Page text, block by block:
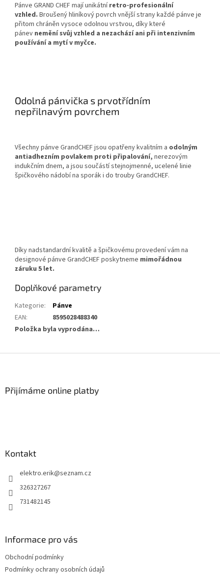
Pánve GRAND CHEF mají unikátníretro-profesionální
vzhled. Broušený hliníkový povrch vnější strany každé pánve je
přitom chráněn vysoce odolnou vrstvou, díky které
pánev nemění svůj vzhled a nezachází ani při intenzivním
používání a mytí v myčce.
Odolná pánvička s prvotřídním
nepřilnavým povrchem
Všechny pánve GrandCHEF jsou opatřeny kvalitním a odolným
antiadhezním povlakem proti připalování, nerezovým
indukčním dnem, a jsou součástí stejnojmenné, ucelené linie
špičkového nádobí na sporák i do trouby GrandCHEF.
Díky nadstandardní kvalitě a špičkovému provedení vám na
designové pánve GrandCHEF poskytneme mimořádnou
záruku 5 let.
Doplňkové parametry
Kategorie:
Pánve
EAN:
8595028488340
Položka byla vyprodána…
Přijímáme online platby
Kontakt
elektro.erik@seznam.cz
326327267
731482145
Informace pro vás
Obchodní podmínky
Podmínky ochrany osobních údajů